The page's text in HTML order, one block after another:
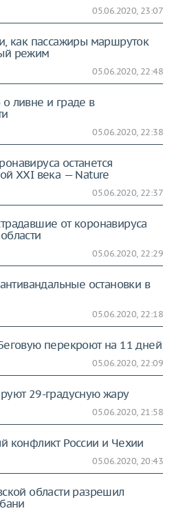
05.06.2020, 23:07
как пассажиры маршруток
режим
05.06.2020, 22:48
ливне и граде в
05.06.2020, 22:38
останется
XXI века — Nature
05.06.2020, 22:37
от коронавируса
05.06.2020, 22:29
остановки в
05.06.2020, 22:18
перекроют на 11 дней
05.06.2020, 22:09
29-градусную жару
05.06.2020, 21:58
конфликт России и Чехии
05.06.2020, 20:43
области разрешил